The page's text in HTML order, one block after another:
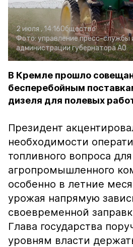
2 июля , 14:16Общество
Фото:управление пресс-службы
администрации губернатора АО
В Кремле прошло
бесперебойным
дизеля для полевых
Президент
необходимости
топливного вопроса для
агропромышленного
особенно в летние
урожая напрямую
своевременной
Глава государства
уровням власти